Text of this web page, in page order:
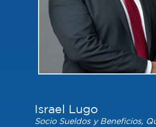
Israel Lugo
Socio Sueldos y Beneficios,